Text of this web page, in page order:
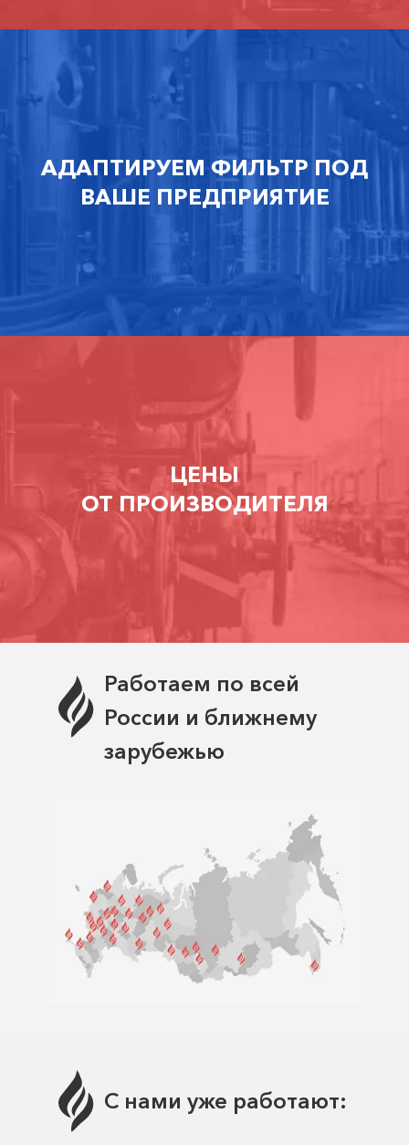
АДАПТИРУЕМ ФИЛЬТР ПОД
ВАШЕ ПРЕДПРИЯТИЕ
ЦЕНЫ
ОТ ПРОИЗВОДИТЕЛЯ
Работаем по всей
России и ближнему
зарубежью
С нами уже работают: